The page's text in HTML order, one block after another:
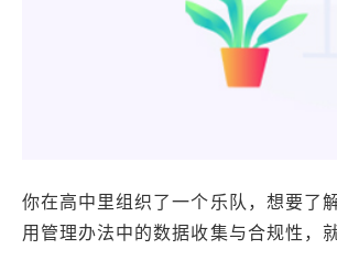
你在高中里组织了一个乐队，想要了
用管理办法中的数据收集与合规性，